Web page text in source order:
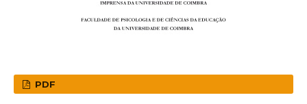
PDF